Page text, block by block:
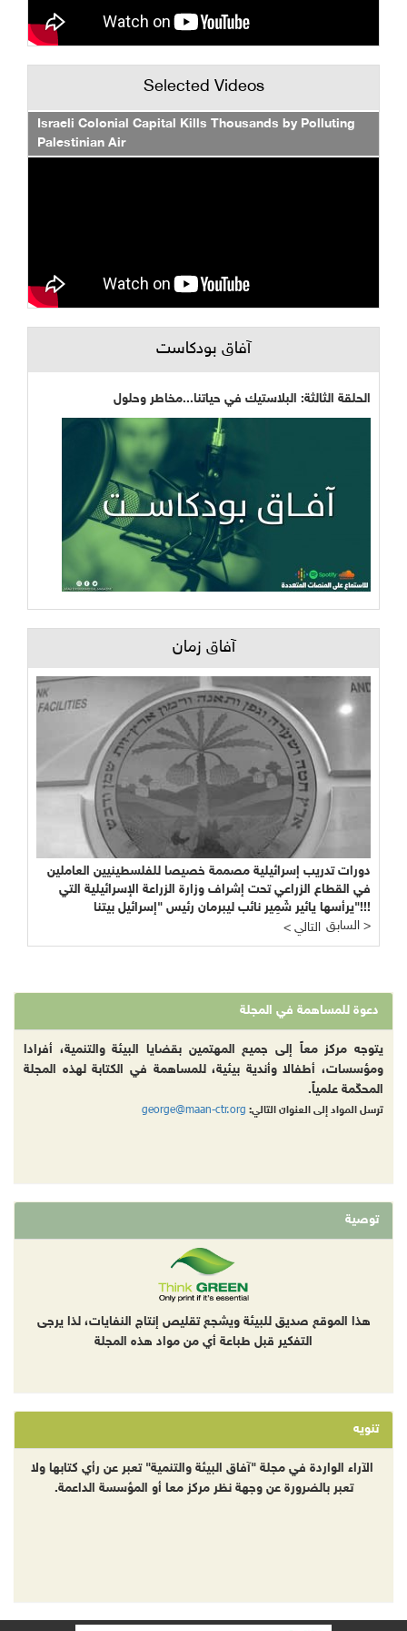
Selected Videos
Israeli Colonial Capital Kills Thousands by Polluting
Palestinian Air
آفاق بودكاست
الحلقة الثالثة: البلاستيك في حياتنا...مخاطر وحلول
آفاق زمان
دورات تدريب إسرائيلية مصممة خصيصا للفلسطينيين العاملين
في القطاع الزراعي تحت إشراف وزارة الزراعة الإسرائيلية التي
يرأسها يائير شَمِير نائب ليبرمان رئيس "إسرائيل بيتنا"!!!
< التالي
السابق >
دعوة للمساهمة في المجلة
يتوجه مركز معاً إلى جميع المهتمين بقضايا البيئة والتنمية، أفرادا
ومؤسسات، أطفالا وأندية بيئية، للمساهمة في الكتابة لهذه المجلة
المحكّمة علمياً.
ترسل المواد إلى العنوان التالي: george@maan-ctr.org
توصية
هذا الموقع صديق للبيئة ويشجع تقليص إنتاج النفايات، لذا يرجى
التفكير قبل طباعة أي من مواد هذه المجلة
تنويه
الآراء الواردة في مجلة "آفاق البيئة والتنمية" تعبر عن رأي كتابها ولا
تعبر بالضرورة عن وجهة نظر مركز معا أو المؤسسة الداعمة.